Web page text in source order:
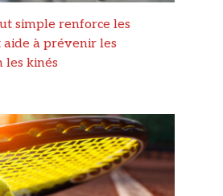
simple renforce les
à prévenir les
les kinés